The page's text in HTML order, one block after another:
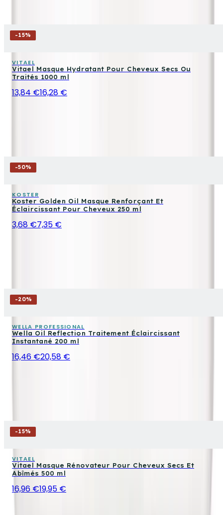
-15%
VITAEL
Vitael Masque Hydratant Pour Cheveux Secs Ou
Traités 1000 ml
13,84 €16,28 €
-50%
KOSTER
Koster Golden Oil Masque Renforçant Et
Éclaircissant Pour Cheveux 250 ml
3,68 €7,35 €
-20%
WELLA PROFESSIONAL
Wella Oil Reflection Traitement Éclaircissant
Instantané 200 ml
16,46 €20,58 €
-15%
VITAEL
Vitael Masque Rénovateur Pour Cheveux Secs Et
Abîmés 500 ml
16,96 €19,95 €